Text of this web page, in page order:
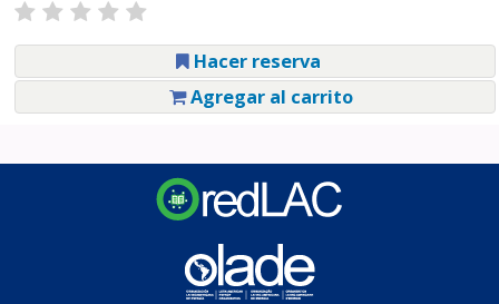
Hacer reserva
Agregar al carrito